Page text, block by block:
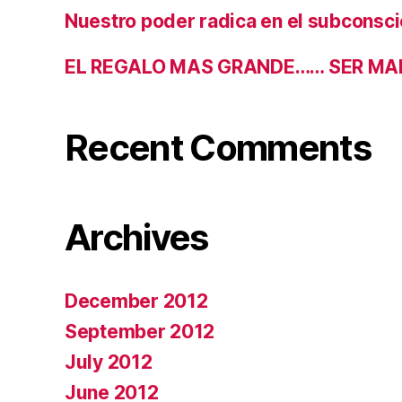
Nuestro poder radica en el
EL REGALO MAS GRANDE…… SER
Recent Comments
Archives
December 2012
September 2012
July 2012
June 2012